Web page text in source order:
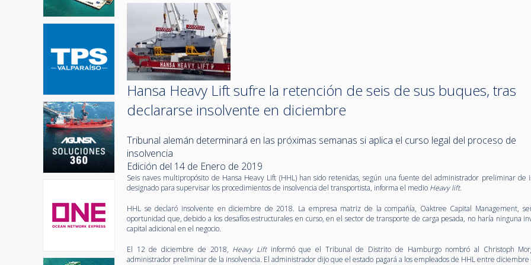
Hansa Heavy Lift sufre la retención de seis de sus buques, tras
declararse insolvente en diciembre
Tribunal alemán determinará en las próximas semanas si aplica el curso legal del proceso de
insolvencia
Edición del 14 de Enero de 2019
Seis naves multipropósito de Hansa Heavy Lift (HHL) han sido retenidas, según una fuente del administrador preliminar de
designado para supervisar los procedimientos de insolvencia del transportista, informa el medio Heavy lift.
HHL se declaró insolvente en diciembre de 2018. La empresa matriz de la compañía, Oaktree Capital Management,
oportunidad que, debido a los desafíos estructurales en curso, en el sector de transporte de carga pesada, no haría ninguna
capital adicional en el negocio.
El 12 de diciembre de 2018, Heavy Lift informó que el Tribunal de Distrito de Hamburgo nombró al Christoph
administrador preliminar de la insolvencia. El administrador dijo que el estado pagará a los empleados de HHL entre